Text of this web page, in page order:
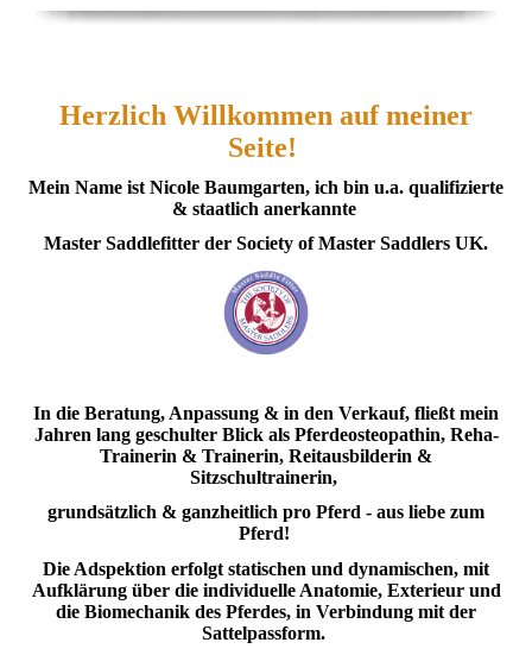
Herzlich Willkommen auf meiner
Seite!
Mein Name ist Nicole Baumgarten, ich bin u.a. qualifizierte
& staatlich anerkannte
Master Saddlefitter der Society of Master Saddlers UK.
In die Beratung, Anpassung & in den Verkauf, fließt mein
Jahren lang geschulter Blick als Pferdeosteopathin, Reha-
Trainerin & Trainerin, Reitausbilderin &
Sitzschultrainerin,
grundsätzlich & ganzheitlich pro Pferd - aus liebe zum
Pferd!
Die Adspektion erfolgt statischen und dynamischen, mit
Aufklärung über die individuelle Anatomie, Exterieur und
die Biomechanik des Pferdes, in Verbindung mit der
Sattelpassform.